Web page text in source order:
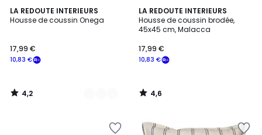
LA REDOUTE INTERIEURS
Housse de coussin Onega
10,83 €
17,99 €
4,2
/ 5
9
Couleurs
4,2
/
LA REDOUTE INTERIEURS
Housse de coussin brodée,
45x45 cm, Malacca
10,83 €
17,99 €
4,6
/ 5
4,6
/